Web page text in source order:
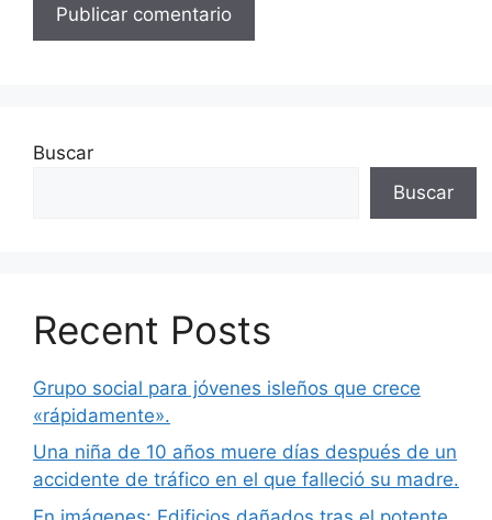
Buscar
Buscar
Recent Posts
Grupo social para jóvenes isleños que crece
«rápidamente».
Una niña de 10 años muere días después de un
accidente de tráfico en el que falleció su madre.